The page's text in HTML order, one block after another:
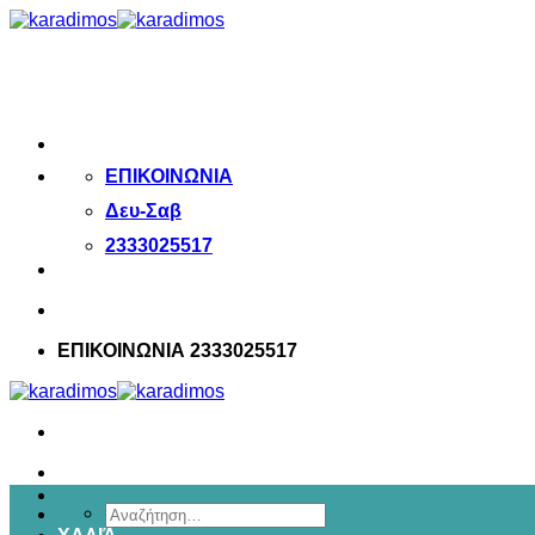
Μετάβαση
ΕΠΙΚΟΙΝΩΝΙΑ
Δευ-Σαβ
2333025517
ΕΠΙΚΟΙΝΩΝΙΑ 2333025517
Αναζήτηση